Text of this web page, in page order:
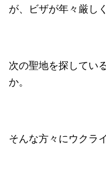
が、ビザが年々厳し
次の聖地を探してい
か。
そんな方々にウクラ